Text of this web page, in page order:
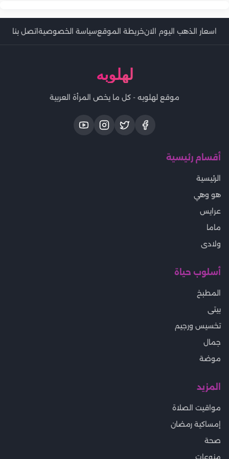
اسعار الذهب اليوم الانخريطة الموقعسياسة الخصوصيةاتصل بنا
لهلوبه
موقع لهلوبه - كل ما يخص المرأة العربية
أقسام رئيسية
الرئيسية
هو وهي
عرايس
ماما
ولادى
أسلوب حياة
المطبخ
بيتى
تخسيس ورجيم
جمال
موضة
المزيد
مواقيت الصلاة
إمساكية رمضان
صحة
منوعات